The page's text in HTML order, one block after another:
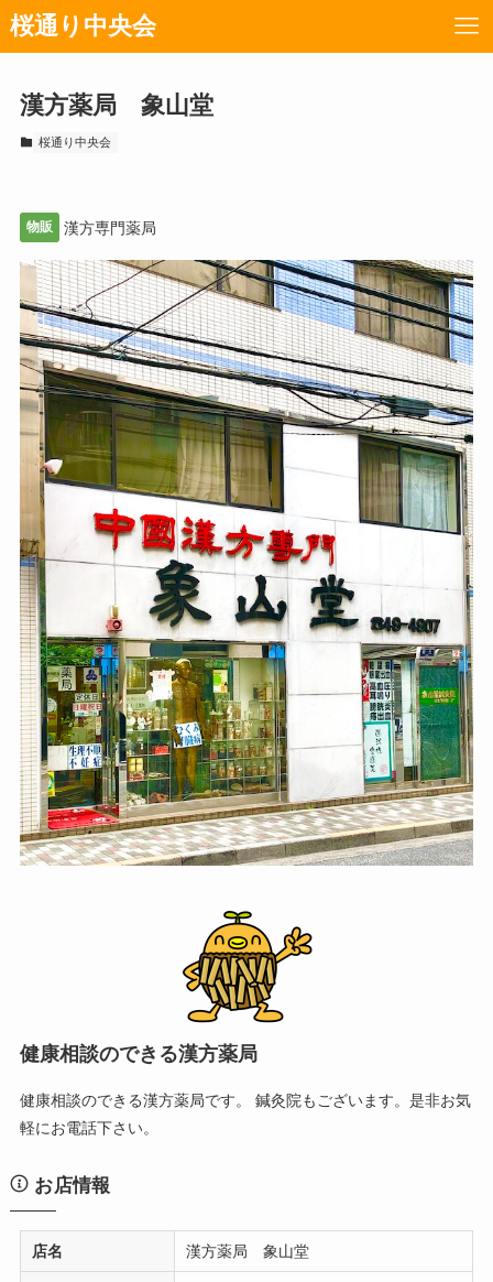
桜通り中央会
漢方薬局 象山堂
桜通り中央会
物販 漢方専門薬局
健康相談のできる漢方薬局
健康相談のできる漢方薬局です。 鍼灸院もございます。是非お気
軽にお電話下さい。
お店情報
店名 漢方薬局 象山堂